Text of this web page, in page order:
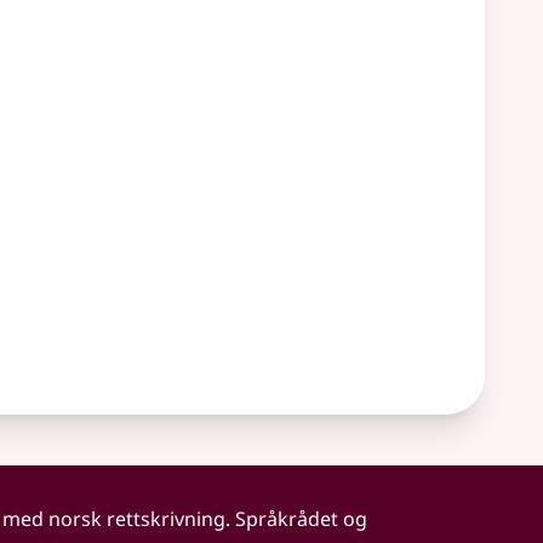
norsk rettskrivning. Språkrådet og